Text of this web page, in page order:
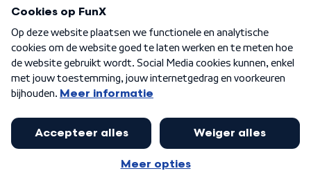
Algemene voorwaarden Privacybeleid